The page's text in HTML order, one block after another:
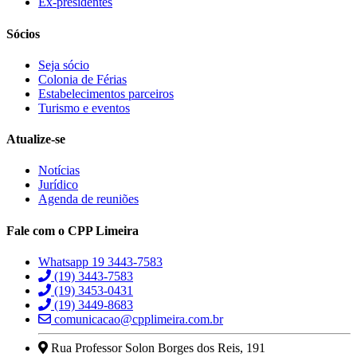
Sócios
Seja sócio
Colonia de Férias
Estabelecimentos parceiros
Turismo e eventos
Atualize-se
Notícias
Jurídico
Agenda de reuniões
Fale com o CPP Limeira
Whatsapp 19 3443-7583
(19) 3443-7583
(19) 3453-0431
(19) 3449-8683
comunicacao@cpplimeira.com.br
Rua Professor Solon Borges dos Reis, 191